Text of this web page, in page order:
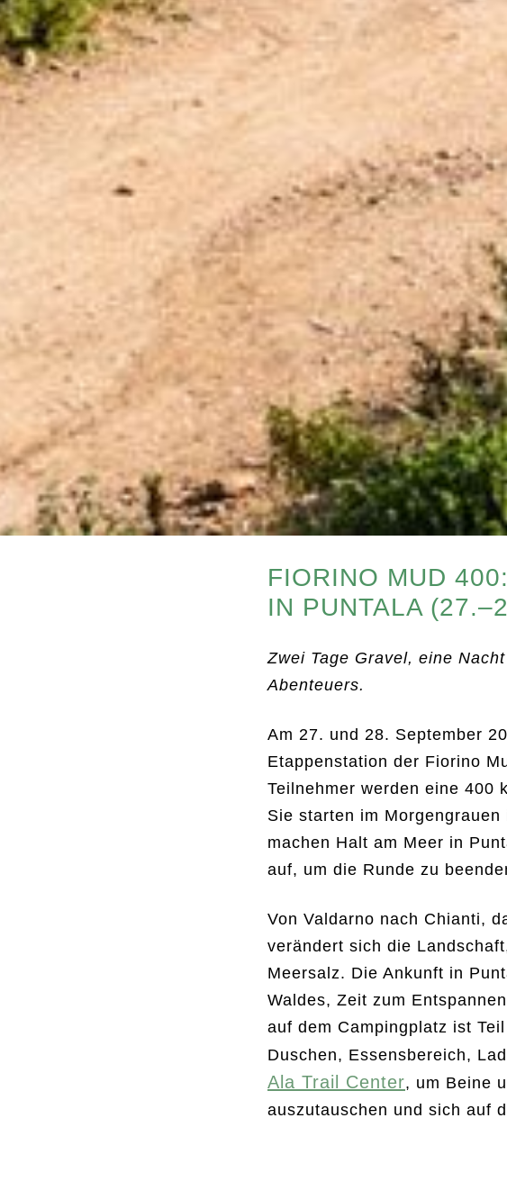
FIORINO MUD
IN PUNTALA
Zwei Tage Gravel, eine
Abenteuers.
Am 27. und 28. September
Etappenstation der Fiorino
Teilnehmer werden eine 400
Sie starten im
machen Halt am Meer in
auf, um die Runde zu
Von Valdarno nach Chianti,
verändert sich die
Meersalz. Die Ankunft in
Waldes, Zeit zum
auf dem Campingplatz ist
Duschen, Essensbereich,
Ala Trail Center, um Beine
auszutauschen und sich auf